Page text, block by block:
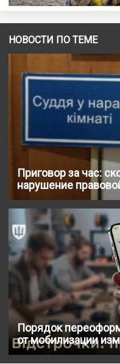
НОВОСТИ ПО ТЕМЕ
Приговор за час:
нарушение
Порядок
от мобилизации